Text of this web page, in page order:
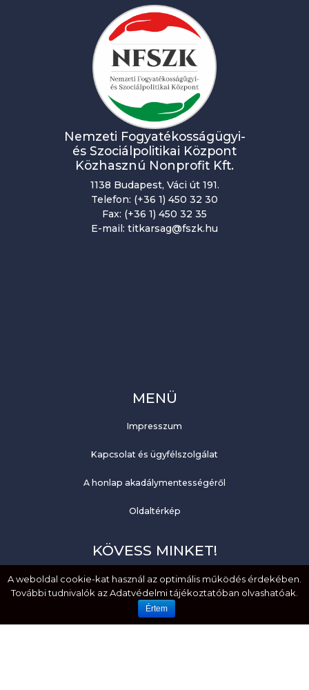
Nemzeti Fogyatékosságügyi-
és Szociálpolitikai Központ
Közhasznú Nonprofit Kft.
1138 Budapest, Váci út 191.
Telefon: (+36 1) 450 32 30
Fax: (+36 1) 450 32 35
E-mail: titkarsag@fszk.hu
MENÜ
Impresszum
Kapcsolat és ügyfélszolgálat
A honlap akadálymentességéről
Oldaltérkép
KÖVESS MINKET!
Facebook
YouTube
A weboldal cookie-kat használ az optimális működés érdekében.
További tudnivalók az Adatvédelmi tájékoztatóban olvashatóak.
Értem